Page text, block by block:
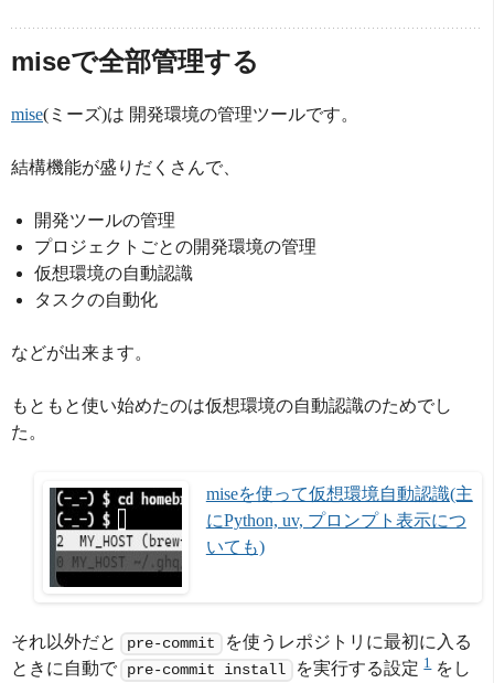
miseで全部管理する
mise(ミーズ)は 開発環境の管理ツールです。
結構機能が盛りだくさんで、
開発ツールの管理
プロジェクトごとの開発環境の管理
仮想環境の自動認識
タスクの自動化
などが出来ます。
もともと使い始めたのは仮想環境の自動認識のためでし
た。
miseを使って仮想環境自動認識(主
にPython, uv, プロンプト表示につ
いても)
それ以外だと pre-commit
を使うレポジトリに最初に入る
ときに自動で
pre-commit install を実行する設定1 をし